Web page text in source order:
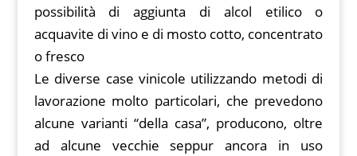
possibilità di aggiunta di alcol etilico o
acquavite di vino e di mosto cotto, concentrato
o fresco
Le diverse case vinicole utilizzando metodi di
lavorazione molto particolari, che prevedono
alcune varianti “della casa”, producono, oltre
ad alcune vecchie seppur ancora in uso